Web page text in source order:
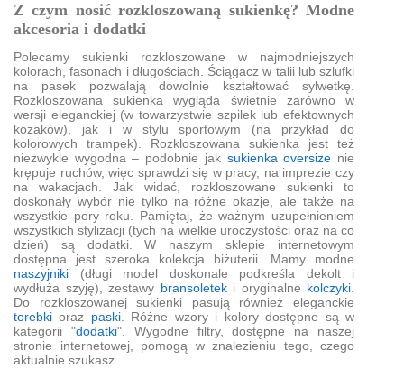
Z czym nosić rozkloszowaną sukienkę? Modne
akcesoria i dodatki
Polecamy sukienki rozkloszowane w najmodniejszych
kolorach, fasonach i długościach. Ściągacz w talii lub szlufki
na pasek pozwalają dowolnie kształtować sylwetkę.
Rozkloszowana sukienka wygląda świetnie zarówno w
wersji eleganckiej (w towarzystwie szpilek lub efektownych
kozaków), jak i w stylu sportowym (na przykład do
kolorowych trampek). Rozkloszowana sukienka jest też
niezwykle wygodna – podobnie jak sukienka oversize nie
krępuje ruchów, więc sprawdzi się w pracy, na imprezie czy
na wakacjach. Jak widać, rozkloszowane sukienki to
doskonały wybór nie tylko na różne okazje, ale także na
wszystkie pory roku. Pamiętaj, że ważnym uzupełnieniem
wszystkich stylizacji (tych na wielkie uroczystości oraz na co
dzień) są dodatki. W naszym sklepie internetowym
dostępna jest szeroka kolekcja biżuterii. Mamy modne
naszyjniki (długi model doskonale podkreśla dekolt i
wydłuża szyję), zestawy bransoleteki oryginalne kolczyki
Do rozkloszowanej sukienki pasują również eleganckie
torebki oraz paski. Różne wzory i kolory dostępne są w
kategorii "dodatki". Wygodne filtry, dostępne na naszej
stronie internetowej, pomogą w znalezieniu tego, czego
aktualnie szukasz.